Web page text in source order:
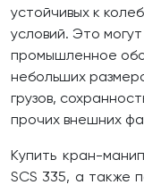
устойчивых к
условий. Это
промышленное
небольших
грузов,
прочих внешних
Купить кран-
SCS 335, а также